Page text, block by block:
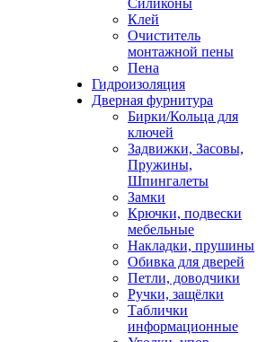
Силиконы
Клей
Очиститель
монтажной пены
Пена
Гидроизоляция
Дверная фурнитура
Бирки/Кольца для
ключей
Задвижки, Засовы,
Пружины,
Шпингалеты
Замки
Крючки, подвески
мебельные
Накладки, прушины
Обивка для дверей
Петли, доводчики
Ручки, защёлки
Таблички
информационные